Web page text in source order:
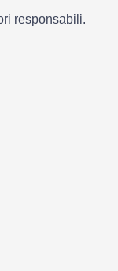
responsabili.